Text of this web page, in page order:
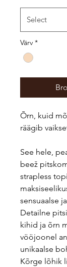
Värv *
Õrn, kuid
räägib
See hele,
beež
strapless
sensuaalse
Detailne
kihid ja õrn
vööjoonel
unikaalse
Kõrge lõhik